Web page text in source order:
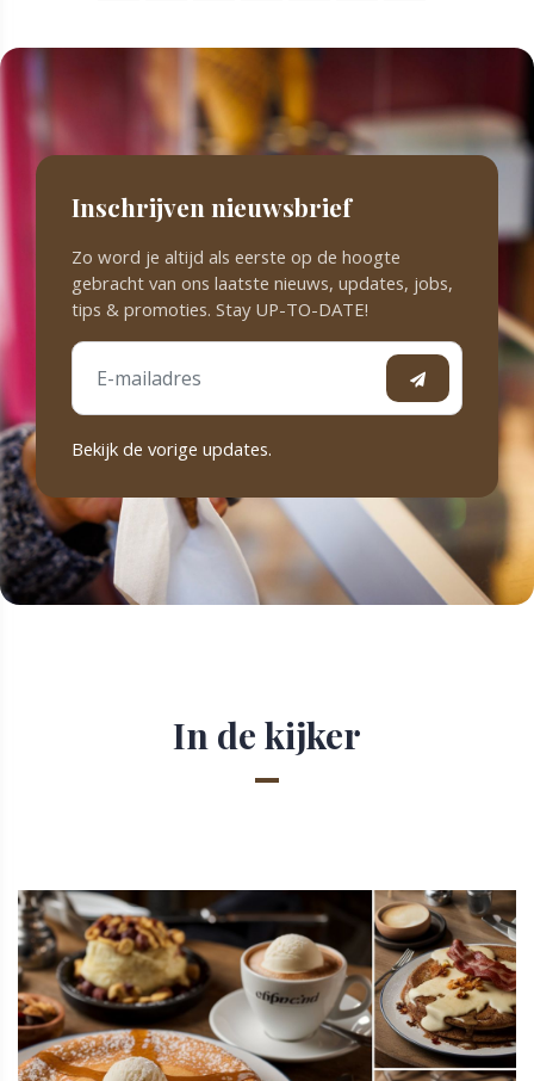
Inschrijven nieuwsbrief
Zo word je altijd als eerste op de hoogte
gebracht van ons laatste nieuws, updates, jobs,
tips & promoties. Stay UP-TO-DATE!
Bekijk de vorige updates.
In de kijker